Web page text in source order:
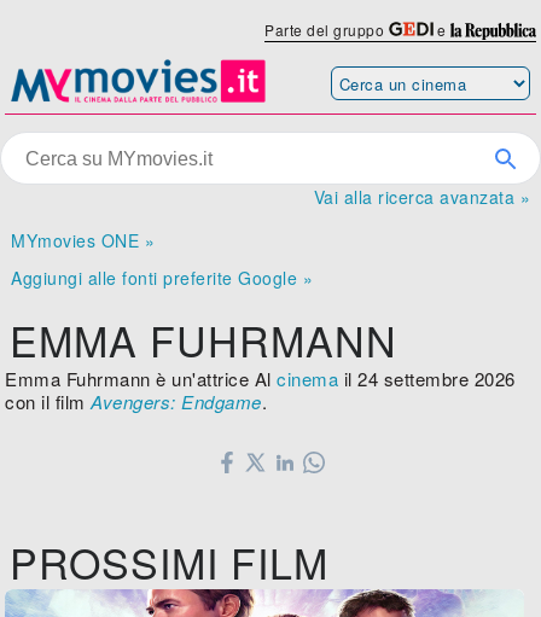
Parte del gruppo e
Vai alla ricerca avanzata »
MYmovies ONE »
Aggiungi alle fonti preferite Google »
EMMA FUHRMANN
Emma Fuhrmann è un'attrice Alcinema il 24 settembre 2026
con il filmAvengers: Endgame.
PROSSIMI FILM